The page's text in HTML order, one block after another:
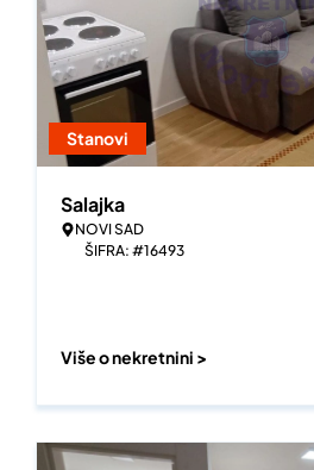
Stanovi
Salajka
NOVI SAD
ŠIFRA: #16493
Više o nekretnini >